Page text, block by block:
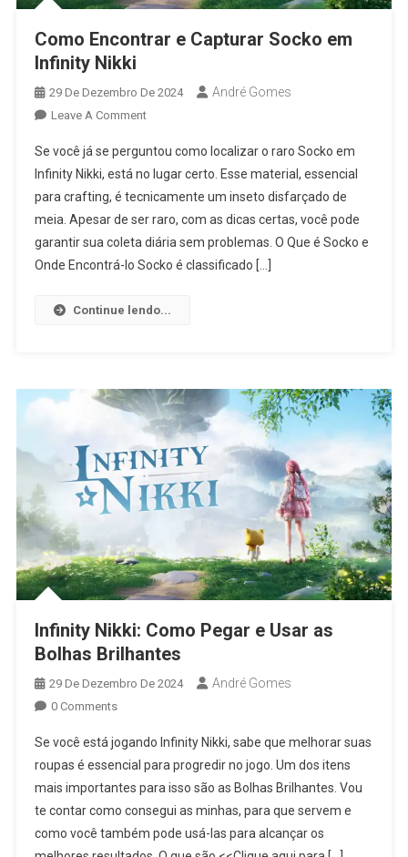
Como Encontrar e Capturar Socko em
Infinity Nikki
29 De Dezembro De 2024 André Gomes
Leave A CommentOn
Encontrar
E
Capturar
Socko
Em
Infinity
Se você já se perguntou como localizar o raro Socko em
Infinity Nikki, está no lugar certo. Esse material, essencial
para crafting, é tecnicamente um inseto disfarçado de
meia. Apesar de ser raro, com as dicas certas, você pode
garantir sua coleta diária sem problemas. O Que é Socko e
Onde Encontrá-lo Socko é classificado […]
Continue lendo...
Infinity Nikki: Como Pegar e Usar as
Bolhas Brilhantes
29 De Dezembro De 2024 André Gomes
0 Comments
Se você está jogando Infinity Nikki, sabe que melhorar suas
roupas é essencial para progredir no jogo. Um dos itens
mais importantes para isso são as Bolhas Brilhantes. Vou
te contar como consegui as minhas, para que servem e
como você também pode usá-las para alcançar os